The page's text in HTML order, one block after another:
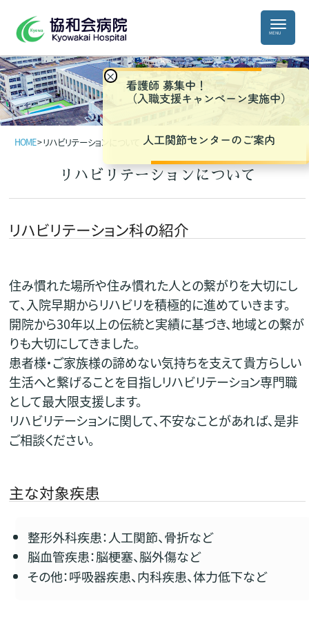
HOME>リハビリテーションについて
リハビリテーションについて
リハビリテーション科の紹介
住み慣れた場所や住み慣れた人との繋がりを大切にし
て、入院早期からリハビリを積極的に進めていきます。
開院から30年以上の伝統と実績に基づき、地域との繋が
りも大切にしてきました。
患者様・ご家族様の諦めない気持ちを支えて貴方らしい
生活へと繋げることを目指しリハビリテーション専門職
として最大限支援します。
リハビリテーションに関して、不安なことがあれば、是非
ご相談ください。
主な対象疾患
整形外科疾患：人工関節、骨折など
脳血管疾患：脳梗塞、脳外傷など
その他：呼吸器疾患、内科疾患、体力低下など
×
看護師 募集中！
（入職支援キャンペーン実施中）
人工関節センターのご案内